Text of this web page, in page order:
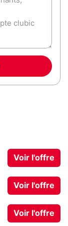
Voir l'offre
Voir l'offre
Voir l'offre